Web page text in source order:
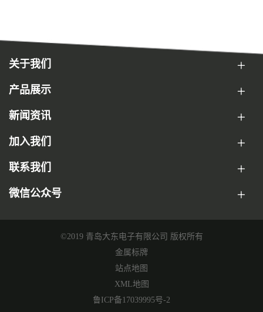
关于我们
产品展示
新闻资讯
加入我们
联系我们
微信公众号
©2019 青岛大东电子有限公司 版权所有
金属标牌
站点地图
XML地图
鲁ICP备17039995号-2